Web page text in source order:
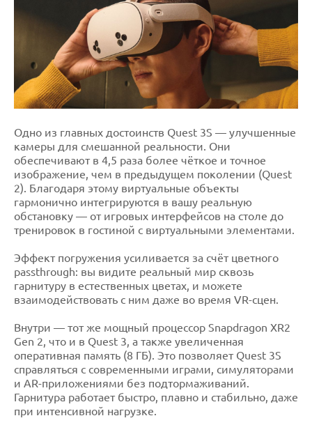
Одно из главных достоинств Quest 3S — улучшенные
камеры для смешанной реальности. Они
обеспечивают в 4,5 раза более чёткое и точное
изображение, чем в предыдущем поколении (Quest
2). Благодаря этому виртуальные объекты
гармонично интегрируются в вашу реальную
обстановку — от игровых интерфейсов на столе до
тренировок в гостиной с виртуальными элементами.
Эффект погружения усиливается за счёт цветного
passthrough: вы видите реальный мир сквозь
гарнитуру в естественных цветах, и можете
взаимодействовать с ним даже во время VR-сцен.
Внутри — тот же мощный процессор Snapdragon XR2
Gen 2, что и в Quest 3, а также увеличенная
оперативная память (8 ГБ). Это позволяет Quest 3S
справляться с современными играми, симуляторами
и AR-приложениями без подтормаживаний.
Гарнитура работает быстро, плавно и стабильно, даже
при интенсивной нагрузке.